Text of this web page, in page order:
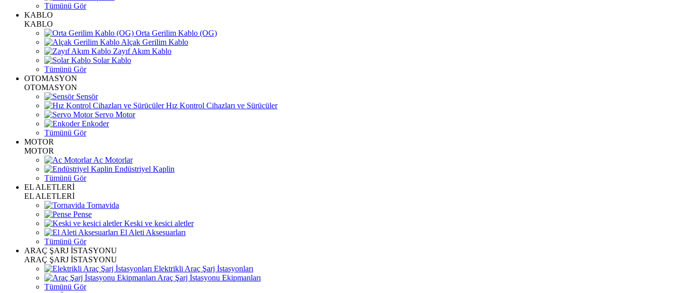
Tümünü Gör
KABLO
KABLO
Orta Gerilim Kablo (OG)
Alçak Gerilim Kablo
Zayıf Akım Kablo
Solar Kablo
Tümünü Gör
OTOMASYON
OTOMASYON
Sensör
Hız Kontrol Cihazları ve Sürücüler
Servo Motor
Enkoder
Tümünü Gör
MOTOR
MOTOR
Ac Motorlar
Endüstriyel Kaplin
Tümünü Gör
EL ALETLERİ
EL ALETLERİ
Tornavida
Pense
Keski ve kesici aletler
El Aleti Aksesuarları
Tümünü Gör
ARAÇ ŞARJ İSTASYONU
ARAÇ ŞARJ İSTASYONU
Elektrikli Araç Şarj İstasyonları
Araç Şarj İstasyonu Ekipmanları
Tümünü Gör